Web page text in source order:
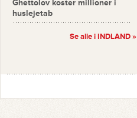
Ghettolov koster millioner i
huslejetab
Se alle i INDLAND »